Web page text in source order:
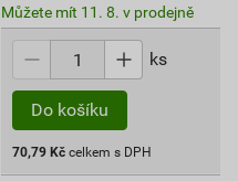
Můžete mít 11. 8. v prodejně
ks
Do košíku
70,79 Kč celkem s DPH